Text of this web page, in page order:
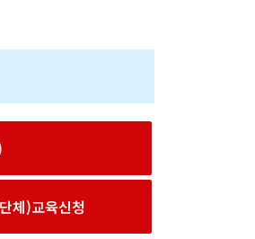
체)교육신청